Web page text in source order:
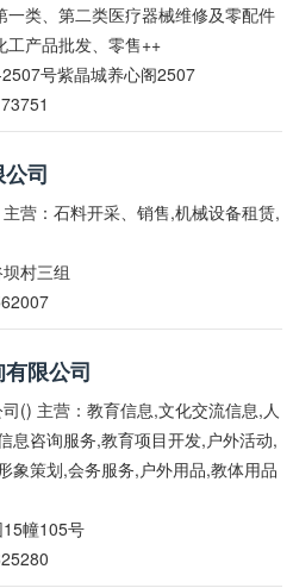
类、第二类医疗器械维修及零配件
工产品批发、零售++
号紫晶城养心阁2507
司
营：石料开采、销售,机械设备租赁,
村三组
限公司
() 主营：教育信息,文化交流信息,人
息咨询服务,教育项目开发,户外活动,
象策划,会务服务,户外用品,教体用品
幢105号